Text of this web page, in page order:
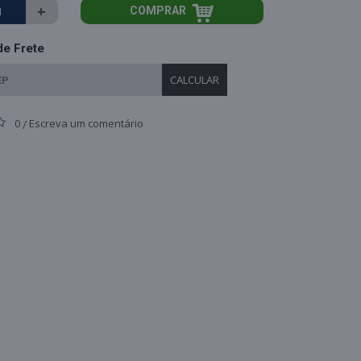
+ COMPRAR
Frete
CALCULAR
0 / Escreva um comentário